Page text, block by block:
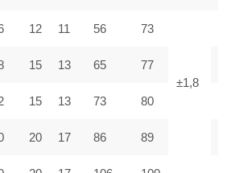
12 11 56 73
±1,8
15 13 65 77
15 13 73 80
20 17 86 89